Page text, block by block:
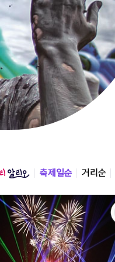
축제일순 거리순